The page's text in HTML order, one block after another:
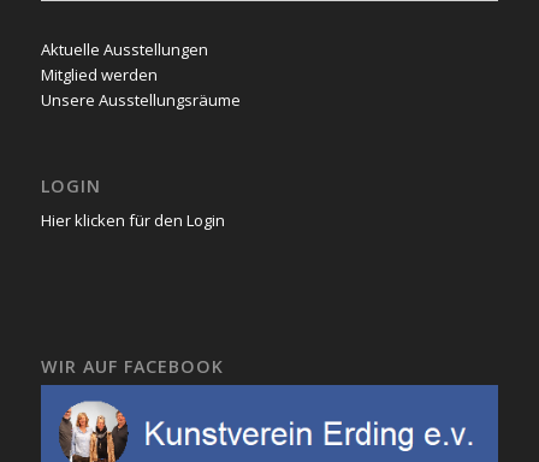
Aktuelle Ausstellungen
Mitglied werden
Unsere Ausstellungsräume
LOGIN
Hier klicken für den Login
WIR AUF FACEBOOK